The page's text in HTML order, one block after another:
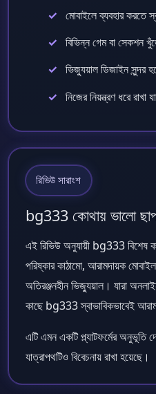
মোবাইলে ব্যবহার করতে
বিভিন্ন গেম বা সেকশন
ভিজ্যুয়াল ডিজাইন সুন্দর
নিজের নিয়ন্ত্রণ ধরে রাখা
রিভিউ সারাংশ
bg333 কোথায় ভালো
এই রিভিউ অনুযায়ী bg333 বিশেষ
পরিষ্কার কাঠামো, আরামদায়ক মোবাইল
অতিরঞ্জনহীন ভিজ্যুয়াল। যারা
কাছে bg333 স্বাভাবিকভাবেই
এটি এমন একটি প্ল্যাটফর্মের অনুভূতি
যাত্রাপথটিও বিবেচনায় রাখা হয়েছে।